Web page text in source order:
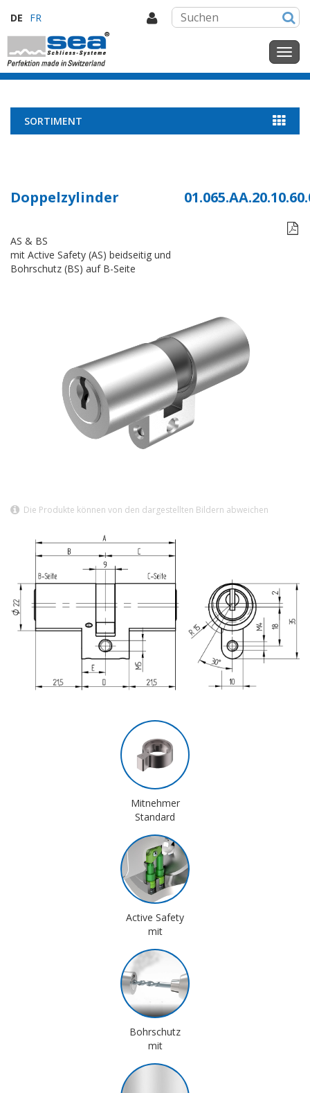
DE FR
SORTIMENT
Doppelzylinder

AS & BS
mit Active Safety (AS) beidseitig und
Bohrschutz (BS) auf B-Seite
Die Produkte können von den dargestellten Bildern abweichen
Mitnehmer
Standard
Active Safety
mit
Bohrschutz
mit